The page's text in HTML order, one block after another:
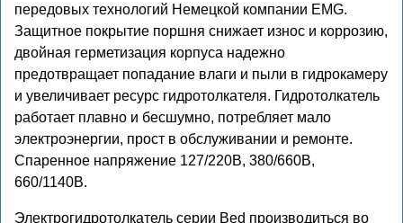
передовых технологий Немецкой компании EMG.
Защитное покрытие поршня снижает износ и коррозию,
двойная герметизация корпуса надежно
предотвращает попадание влаги и пыли в гидрокамеру
и увеличивает ресурс гидротолкателя. Гидротолкатель
работает плавно и бесшумно, потребляет мало
электроэнергии, прост в обслуживании и ремонте.
Спаренное напряжение 127/220В, 380/660В,
660/1140В.
Электрогидротолкатель серии Bed производиться во